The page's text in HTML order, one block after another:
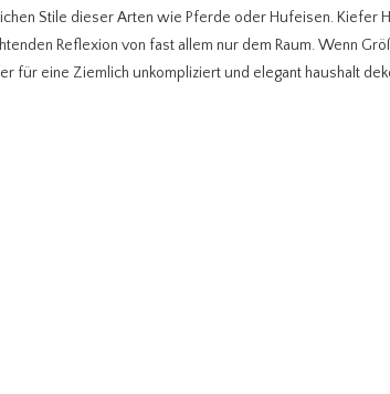
Stile dieser Arten wie Pferde oder Hufeisen. Kiefer
Reflexion von fast allem nur dem Raum. Wenn
für eine Ziemlich unkompliziert und elegant haushalt